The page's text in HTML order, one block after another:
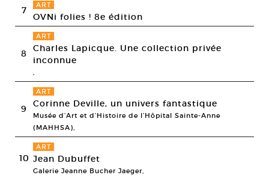
7 ART
OVNi folies ! 8e édition
8
ART
Charles Lapicque. Une collection privée
inconnue
,
9
ART
Corinne Deville, un univers fantastique
Musée d’Art et d’Histoire de l’Hôpital Sainte-Anne
(MAHHSA),
10
ART
Jean Dubuffet
Galerie Jeanne Bucher Jaeger,